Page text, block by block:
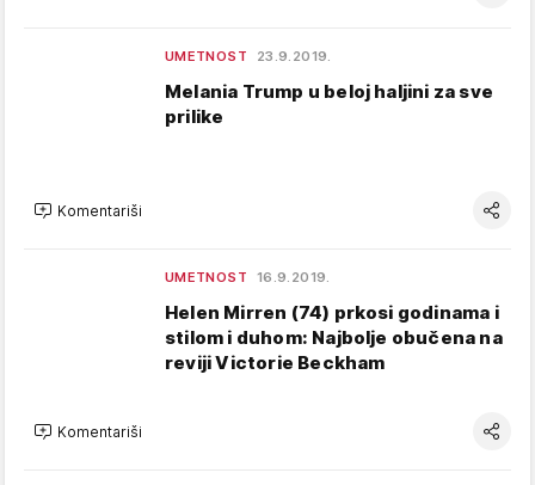
UMETNOST 23.9.2019.
Melania Trump u beloj haljini za sve
prilike
Komentariši
UMETNOST 16.9.2019.
Helen Mirren (74) prkosi godinama i
stilom i duhom: Najbolje obučena na
reviji Victorie Beckham
Komentariši